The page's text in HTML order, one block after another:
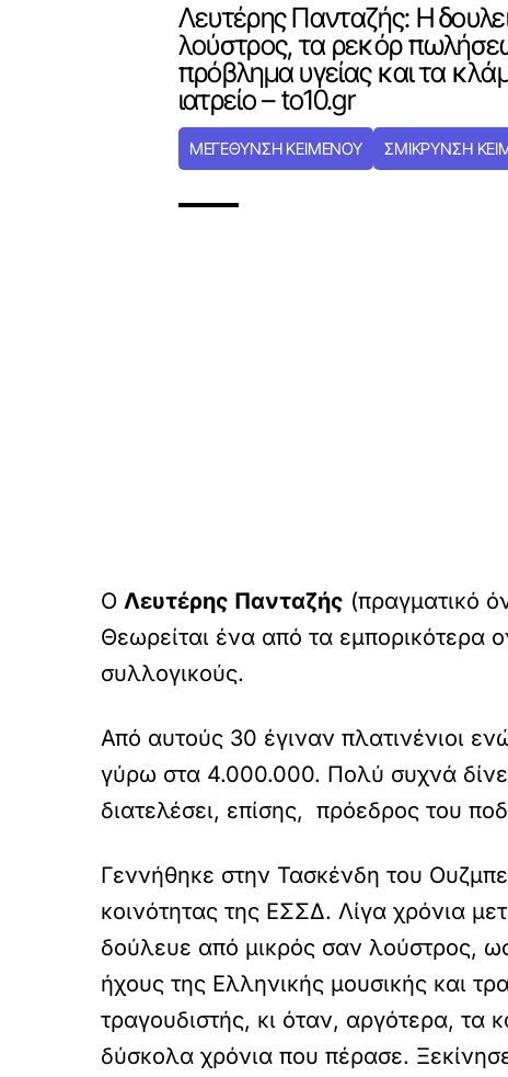
Λευτέρης Πανταζής: Η
λούστρος, τα ρεκόρ
πρόβλημα υγείας και τα
ιατρείο – to10.gr
ΜΕΓΕΘΥΝΣΗ ΚΕΙΜΕΝΟΥ ΣΜΙΚΡΥΝΣΗ
O Λευτέρης Πανταζής (πραγματικό
Θεωρείται ένα από τα εμπορικότερα
συλλογικούς.
Από αυτούς 30 έγιναν πλατινένιοι
γύρω στα 4.000.000. Πολύ συχνά
διατελέσει, επίσης, πρόεδρος του
Γεννήθηκε στην Τασκένδη του
κοινότητας της ΕΣΣΔ. Λίγα χρόνια
δούλευε από μικρός σαν λούστρος,
ήχους της Ελληνικής μουσικής και
τραγουδιστής, κι όταν, αργότερα, τα
δύσκολα χρόνια που πέρασε.